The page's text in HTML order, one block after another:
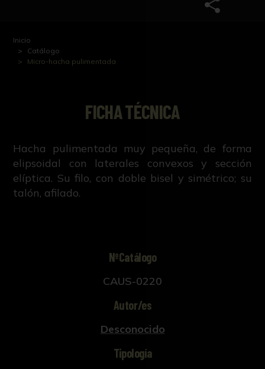
Inicio
Catálogo
Micro-hacha pulimentada
FICHA TÉCNICA
Hacha pulimentada muy pequeña, de forma
elipsoidal con laterales convexos y sección
elíptica. Su filo, con doble bisel y simétrico; su
talón, afilado.
NºCatálogo
CAUS-0220
Autor/es
Desconocido
Tipología